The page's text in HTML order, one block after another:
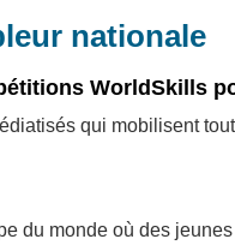
nationale
WorldSkills
qui mobilisent
monde où des